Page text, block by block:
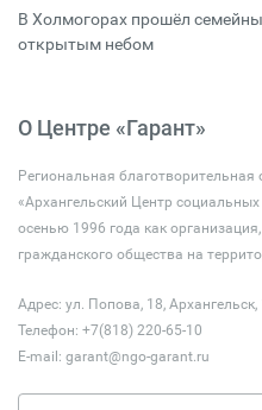
В Холмогорах прошёл
открытым небом
О Центре «Гарант»
Региональная
«Архангельский Центр
осенью 1996 года как
гражданского общества на
Адрес: ул. Попова, 18, Архангельск,
Телефон: +7(818) 220-65-10
E-mail: garant@ngo-garant.ru